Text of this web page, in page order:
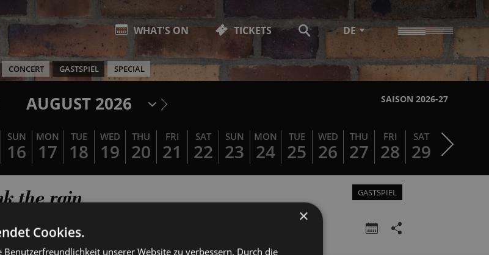
WHAT'S ON TICKETS DE
CONCERT GASTSPIEL SPECIAL
SAISON 2026-27
AUGUST 2026
SUN
16
MON
17
TUE
18
WED
19
THU
20
FRI
21
SAT
22
SUN
23
MON
24
TUE
25
WED
26
THU
27
FRI
28
SAT
29
SUN
30
GASTSPIEL
the rain
×
Cookies.
unserer Website zu verbessern. Durch die